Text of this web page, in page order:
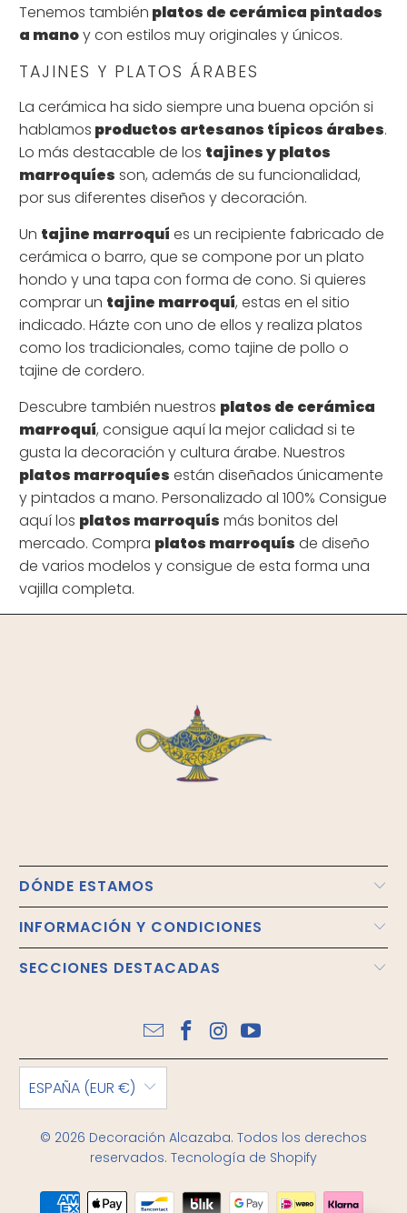
Tenemos también platos de cerámica pintados
a manoy con estilos muy originales y únicos.
TAJINES Y PLATOS ÁRABES
La cerámica ha sido siempre una buena opción si
hablamos productos artesanos típicos árabes.
Lo más destacable de los tajines y platos
marroquíes son, además de su funcionalidad,
por sus diferentes diseños y decoración.
Un tajine marroquí es un recipiente fabricado de
cerámica o barro, que se compone por un plato
hondo y una tapa con forma de cono. Si quieres
comprar un tajine marroquí, estas en el sitio
indicado. Házte con uno de ellos y realiza platos
como los tradicionales, como tajine de pollo o
tajine de cordero.
Descubre también nuestros platos de cerámica
marroquí, consigue aquí la mejor calidad si te
gusta la decoración y cultura árabe. Nuestros
platos marroquíes están diseñados únicamente
y pintados a mano. Personalizado al 100% Consigue
aquí los platos marroquís más bonitos del
mercado. Compra platos marroquís de diseño
de varios modelos y consigue de esta forma una
vajilla completa.
DÓNDE ESTAMOS
INFORMACIÓN Y CONDICIONES
SECCIONES DESTACADAS
ESPAÑA (EUR €)
© 2026 Decoración Alcazaba. Todos los derechos
reservados. Tecnología de Shopify